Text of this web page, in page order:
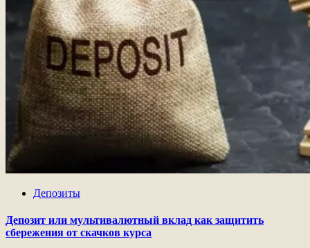
Депозиты
Депозит или мультивалютный вклад как защитить
сбережения от скачков курса